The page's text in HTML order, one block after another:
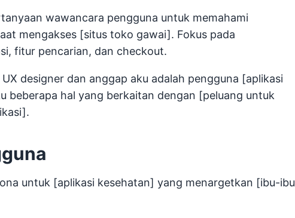
wawancara pengguna untuk memahami
mengakses [situs toko gawai]. Fokus pada
fitur pencarian, dan checkout.
designer dan anggap aku adalah pengguna [aplikasi
beberapa hal yang berkaitan dengan [peluang untuk
untuk [aplikasi kesehatan] yang menargetkan [ibu-ibu